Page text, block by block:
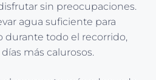
sin preocupaciones.
agua suficiente para
durante todo el recorrido,
más calurosos.